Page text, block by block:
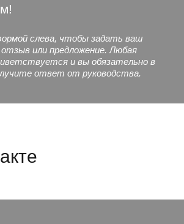
слева, чтобы задать ваш
или предложение. Любая
и вы обязательно в
ответ от руководства.